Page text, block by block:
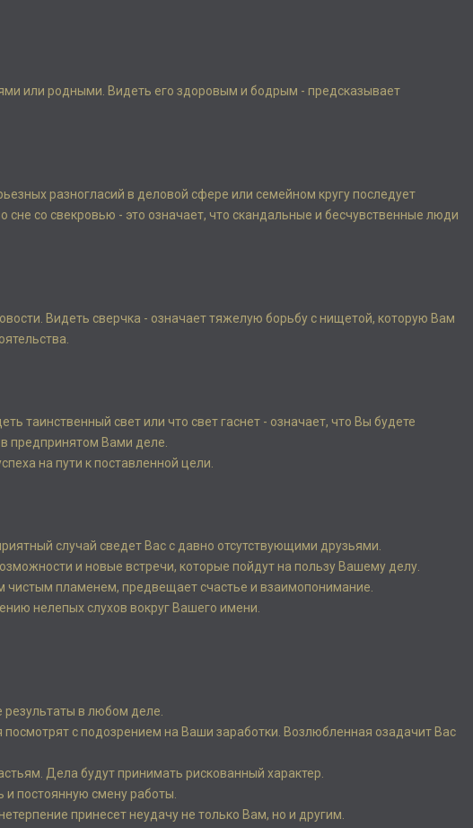
или родными. Видеть его здоровым и бодрым - предсказывает
разногласий в деловой сфере или семейном кругу последует
со свекровью - это означает, что скандальные и бесчувственные люди
Видеть сверчка - означает тяжелую борьбу с нищетой, которую Вам
таинственный свет или что свет гаснет - означает, что Вы будете
предпринятом Вами деле.
на пути к поставленной цели.
случай сведет Вас с давно отсутствующими друзьями.
и новые встречи, которые пойдут на пользу Вашему делу.
чистым пламенем, предвещает счастье и взаимопонимание.
нелепых слухов вокруг Вашего имени.
в любом деле.
с подозрением на Ваши заработки. Возлюбленная озадачит Вас
Дела будут принимать рискованный характер.
и постоянную смену работы.
принесет неудачу не только Вам, но и другим.